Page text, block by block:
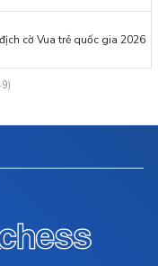
cờ Vua trẻ quốc gia 2026